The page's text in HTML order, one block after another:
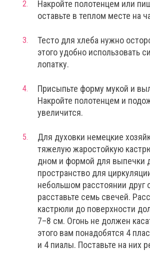
Накройте полотенцем или
оставьте в теплом месте на
Тесто для хлеба нужно
этого удобно использовать
лопатку.
Присыпьте форму мукой и
Накройте полотенцем и
увеличится.
Для духовки немецкие
тяжелую жаростойкую
дном и формой для выпечки
пространство для
небольшом расстоянии друг
расставьте семь свечей.
кастрюли до поверхности
7–8 см. Огонь не должен
этого вам понадобятся 4
и 4 пиалы. Поставьте на них